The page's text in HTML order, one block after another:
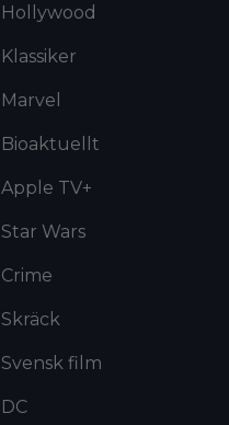
Hollywood
Klassiker
Marvel
Bioaktuellt
Apple TV+
Star Wars
Crime
Skräck
Svensk film
DC